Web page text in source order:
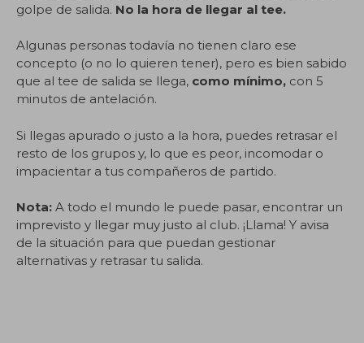
golpe de salida. No la hora de llegar al tee.
Algunas personas todavía no tienen claro ese
concepto (o no lo quieren tener), pero es bien sabido
que al tee de salida se llega, como mínimo, con 5
minutos de antelación.
Si llegas apurado o justo a la hora, puedes retrasar el
resto de los grupos y, lo que es peor, incomodar o
impacientar a tus compañeros de partido.
Nota: A todo el mundo le puede pasar, encontrar un
imprevisto y llegar muy justo al club. ¡Llama! Y avisa
de la situación para que puedan gestionar
alternativas y retrasar tu salida.